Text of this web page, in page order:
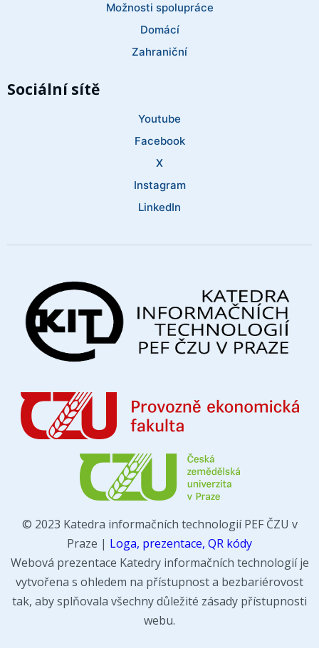
Možnosti spolupráce
Domácí
Zahraniční
Sociální sítě
Youtube
Facebook
X
Instagram
LinkedIn
© 2023 Katedra informačních technologií PEF ČZU v
Praze | Loga, prezentace, QR kódy
Webová prezentace Katedry informačních technologií je
vytvořena s ohledem na přístupnost a bezbariérovost
tak, aby splňovala všechny důležité zásady přístupnosti
webu.